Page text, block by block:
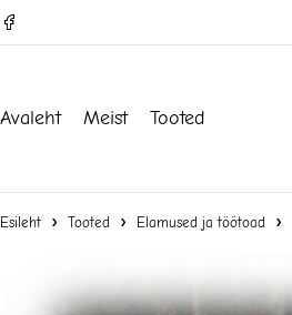
Avaleht Meist Tooted
Esileht Tooted Elamused ja töötoad